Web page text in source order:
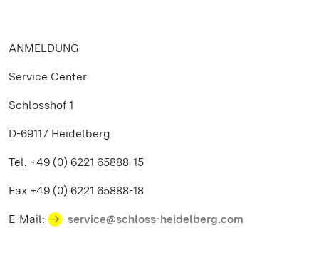
ANMELDUNG
Service Center
Schlosshof 1
D-69117 Heidelberg
Tel. +49 (0) 6221 65888-15
Fax +49 (0) 6221 65888-18
E-Mail: service@schloss-heidelberg.com